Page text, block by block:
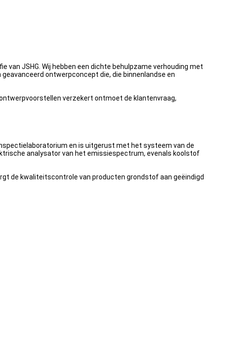
van JSHG. Wij hebben een dichte behulpzame verhouding met
ontwerpconcept die, die binnenlandse en
verzekert ontmoet de klantenvraag,
en is uitgerust met het systeem van de
analysator van het emissiespectrum, evenals koolstof
de kwaliteitscontrole van producten grondstof aan geëindigd